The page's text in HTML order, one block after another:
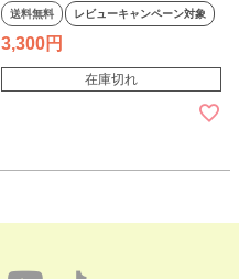
ク ブラウン ベージュ グリーン
オレンジ ブルー チェア本体は
送料無料 レビューキャンペーン対象
3,300
在庫切れ